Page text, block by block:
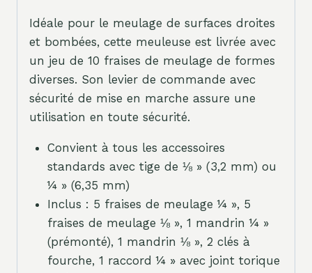
Idéale pour le meulage de surfaces droites
et bombées, cette meuleuse est livrée avec
un jeu de 10 fraises de meulage de formes
diverses. Son levier de commande avec
sécurité de mise en marche assure une
utilisation en toute sécurité.
Convient à tous les accessoires
standards avec tige de ⅛ » (3,2 mm) ou
¼ » (6,35 mm)
Inclus : 5 fraises de meulage ¼ », 5
fraises de meulage ⅛ », 1 mandrin ¼ »
(prémonté), 1 mandrin ⅛ », 2 clés à
fourche, 1 raccord ¼ » avec joint torique